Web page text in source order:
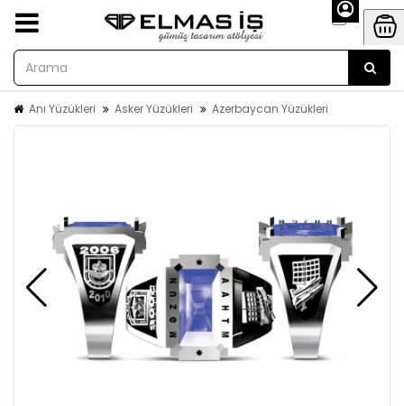
Anı Yüzükleri Asker Yüzükleri Azerbaycan Yüzükleri